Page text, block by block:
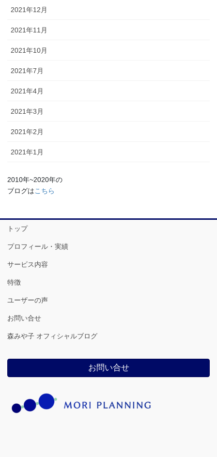
2021年12月
2021年11月
2021年10月
2021年7月
2021年4月
2021年3月
2021年2月
2021年1月
2010年~2020年の
ブログはこちら
トップ
プロフィール・実績
サービス内容
特徴
ユーザーの声
お問い合せ
森みや子 オフィシャルブログ
お問い合せ